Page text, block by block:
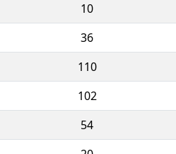
10
36
110
102
54